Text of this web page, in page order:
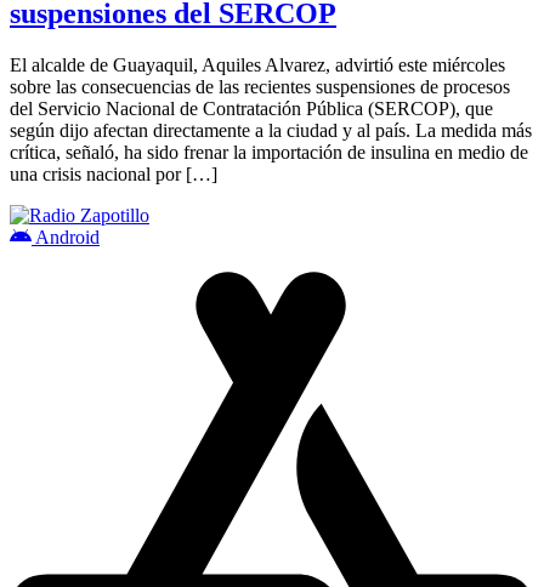
suspensiones del SERCOP
El alcalde de Guayaquil, Aquiles Alvarez, advirtió este miércoles
sobre las consecuencias de las recientes suspensiones de procesos
del Servicio Nacional de Contratación Pública (SERCOP), que
según dijo afectan directamente a la ciudad y al país. La medida más
crítica, señaló, ha sido frenar la importación de insulina en medio de
una crisis nacional por […]
Android